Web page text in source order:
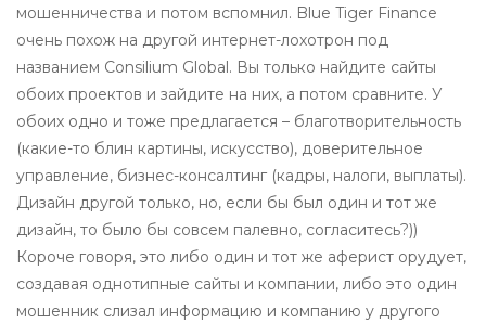
мошенничества и потом вспомнил. Blue Tiger Finance
очень похож на другой интернет-лохотрон под
названием Consilium Global. Вы только найдите сайты
обоих проектов и зайдите на них, а потом сравните. У
обоих одно и тоже предлагается – благотворительность
(какие-то блин картины, искусство), доверительное
управление, бизнес-консалтинг (кадры, налоги, выплаты).
Дизайн другой только, но, если бы был один и тот же
дизайн, то было бы совсем палевно, согласитесь?))
Короче говоря, это либо один и тот же аферист орудует,
создавая однотипные сайты и компании, либо это один
мошенник слизал информацию и компанию у другого